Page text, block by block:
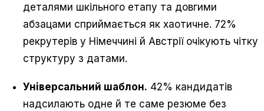
деталями шкільного етапу та довгими
абзацами сприймається як хаотичне. 72%
рекрутерів у Німеччині й Австрії очікують чітку
структуру з датами.
Універсальний шаблон. 42% кандидатів
надсилають одне й те саме резюме без